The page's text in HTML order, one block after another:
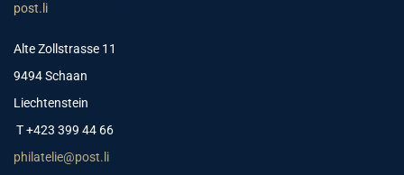
post.li
Alte Zollstrasse 11
9494 Schaan
Liechtenstein
T +423 399 44 66
philatelie@post.li